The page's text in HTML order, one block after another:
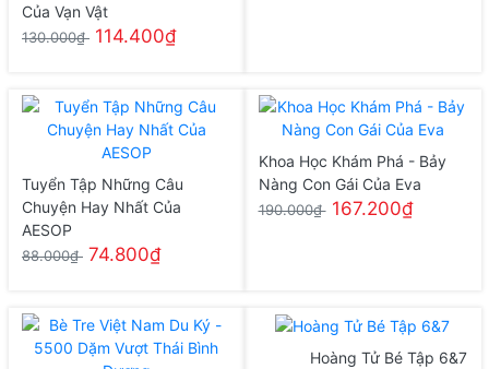
Của Vạn Vật
130.000₫ 114.400₫
Tuyển Tập Những Câu
Chuyện Hay Nhất Của
AESOP
88.000₫ 74.800₫
Khoa Học Khám Phá - Bảy
Nàng Con Gái Của Eva
190.000₫ 167.200₫
Hoàng Tử Bé Tập 6&7